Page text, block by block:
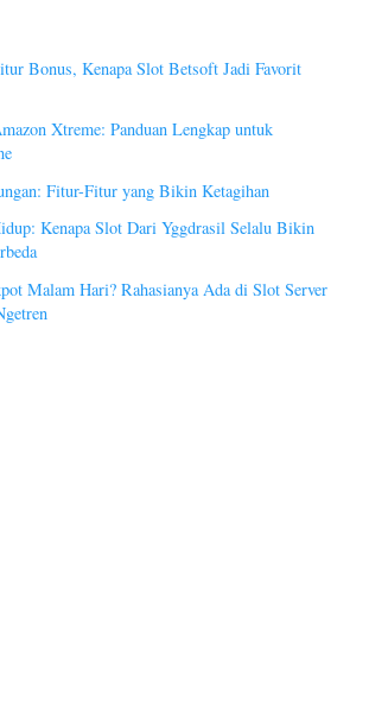
Bonus, Kenapa Slot Betsoft Jadi Favorit
Xtreme: Panduan Lengkap untuk
Fitur-Fitur yang Bikin Ketagihan
Kenapa Slot Dari Yggdrasil Selalu Bikin
Malam Hari? Rahasianya Ada di Slot Server